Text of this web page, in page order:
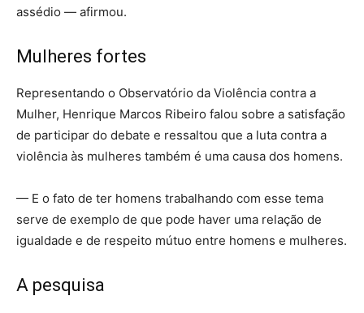
assédio — afirmou.
Mulheres fortes
Representando o Observatório da Violência contra a
Mulher, Henrique Marcos Ribeiro falou sobre a satisfação
de participar do debate e ressaltou que a luta contra a
violência às mulheres também é uma causa dos homens.
— E o fato de ter homens trabalhando com esse tema
serve de exemplo de que pode haver uma relação de
igualdade e de respeito mútuo entre homens e mulheres.
A pesquisa